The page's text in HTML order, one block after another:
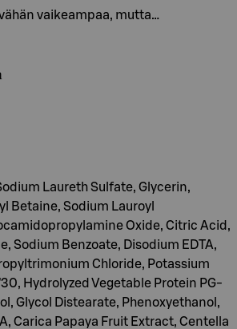
vaikeampaa, mutta…
Laureth Sulfate, Glycerin,
Betaine, Sodium Lauroyl
Oxide, Citric Acid,
Sodium Benzoate, Disodium EDTA,
Chloride, Potassium
Hydrolyzed Vegetable Protein PG-
Glycol Distearate, Phenoxyethanol,
Carica Papaya Fruit Extract, Centella